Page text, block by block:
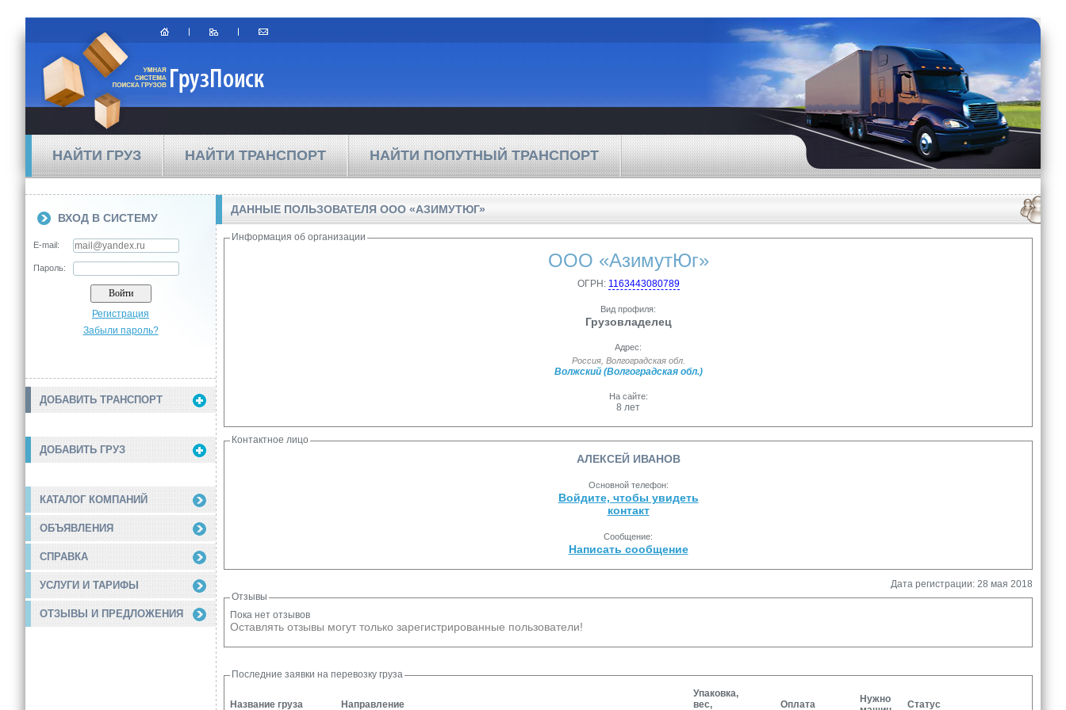
НАЙТИ ГРУЗ НАЙТИ ТРАНСПОРТ НАЙТИ ПОПУТНЫЙ ТРАНСПОРТ
ВХОД В СИСТЕМУ
E-mail:
Пароль:
Регистрация
Забыли пароль?
ДОБАВИТЬ ТРАНСПОРТ
ДОБАВИТЬ ГРУЗ
КАТАЛОГ КОМПАНИЙ
ОБЪЯВЛЕНИЯ
СПРАВКА
УСЛУГИ И ТАРИФЫ
ОТЗЫВЫ И ПРЕДЛОЖЕНИЯ
ДАННЫЕ ПОЛЬЗОВАТЕЛЯ ООО «АЗИМУТЮГ»
Информация об организации
ООО «АзимутЮг»
ОГРН: 1163443080789
Вид профиля:
Грузовладелец
Адрес:
Россия, Волгоградская обл.
Волжский (Волгоградская обл.)
На сайте:
8 лет
Контактное лицо
АЛЕКСЕЙ ИВАНОВ
Основной телефон:
Войдите, чтобы увидеть
контакт
Сообщение:
Написать сообщение
Дата регистрации: 28 мая 2018
Отзывы
Пока нет отзывов
Оставлять отзывы могут только зарегистрированные пользователи!
Последние заявки на перевозку груза
Название груза Направление
Упаковка,
вес,
Оплата
Нужно
Статус